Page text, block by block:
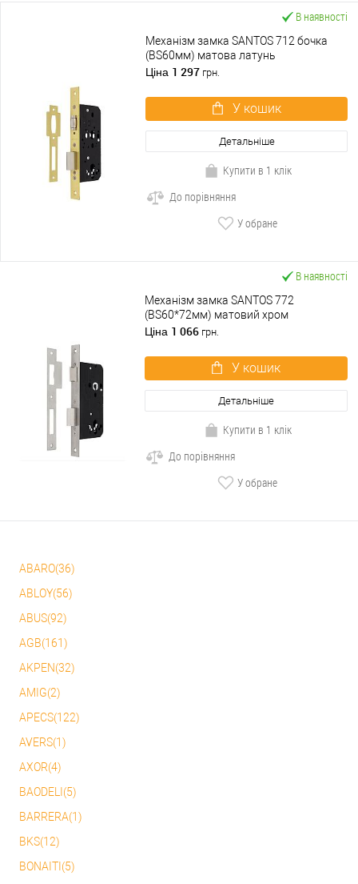
В наявності
Механізм замка SANTOS 712 бочка
(BS60мм) матова латунь
Ціна 1 297 грн.
У кошик
Детальніше
Купити в 1 клік
До порівняння
У обране
В наявності
Механізм замка SANTOS 772
(BS60*72мм) матовий хром
Ціна 1 066 грн.
У кошик
Детальніше
Купити в 1 клік
До порівняння
У обране
ABARO(36)
ABLOY(56)
ABUS(92)
AGB(161)
AKPEN(32)
AMIG(2)
APECS(122)
AVERS(1)
AXOR(4)
BAODELI(5)
BARRERA(1)
BKS(12)
BONAITI(5)